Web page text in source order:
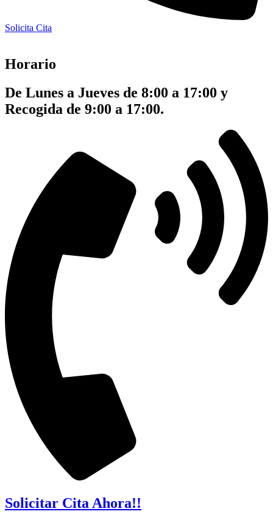
Solicita Cita
Horario
De Lunes a Jueves de 8:00 a 17:00 y
Recogida de 9:00 a 17:00.
Solicitar Cita Ahora!!